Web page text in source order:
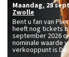
maandag, 28
Zwolle
Bent u fan van
heeft nog tickets
september 2026
nominale waarde
verkooppunt is